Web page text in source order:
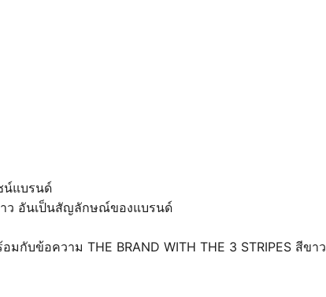
น์แบรนด์
าว อันเป็นสัญลักษณ์ของแบรนด์
กับข้อความ THE BRAND WITH THE 3 STRIPES สีขาว